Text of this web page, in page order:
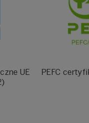
UE
PEFC